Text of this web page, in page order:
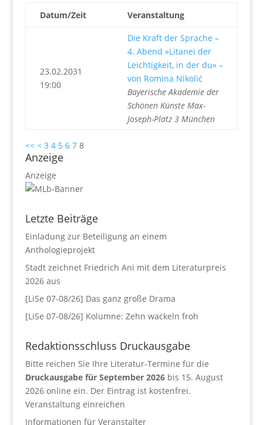
Datum/Zeit Veranstaltung
23.02.2031
19:00
Die Kraft der Sprache –
4. Abend »Litanei der
Leichtigkeit, in der du« –
von Romina Nikolić
Bayerische Akademie der
Schönen Künste Max-
Joseph-Platz 3 München
<< < 3 4 5 6 7 8
Anzeige
Anzeige
Letzte Beiträge
Einladung zur Beteiligung an einem
Anthologieprojekt
Stadt zeichnet Friedrich Ani mit dem Literaturpreis
2026 aus
[LiSe 07-08/26] Das ganz große Drama
[LiSe 07-08/26] Kolumne: Zehn wackeln froh
Redaktionsschluss Druckausgabe
Bitte reichen Sie Ihre Literatur-Termine für die
Druckausgabe für September 2026bis 15. August
2026 online ein. Der Eintrag ist kostenfrei.
Veranstaltung einreichen
Informationen für Veranstalter